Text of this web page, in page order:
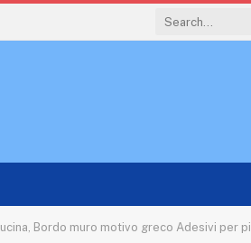
Decalcomanie autoadesive Decorazione della stanza,1 Ro